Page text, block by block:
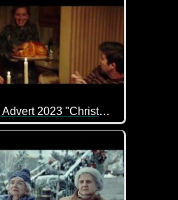
LIDL Christmas Advert 2023 "Christmas With You"
den Liebsten ist einfach das